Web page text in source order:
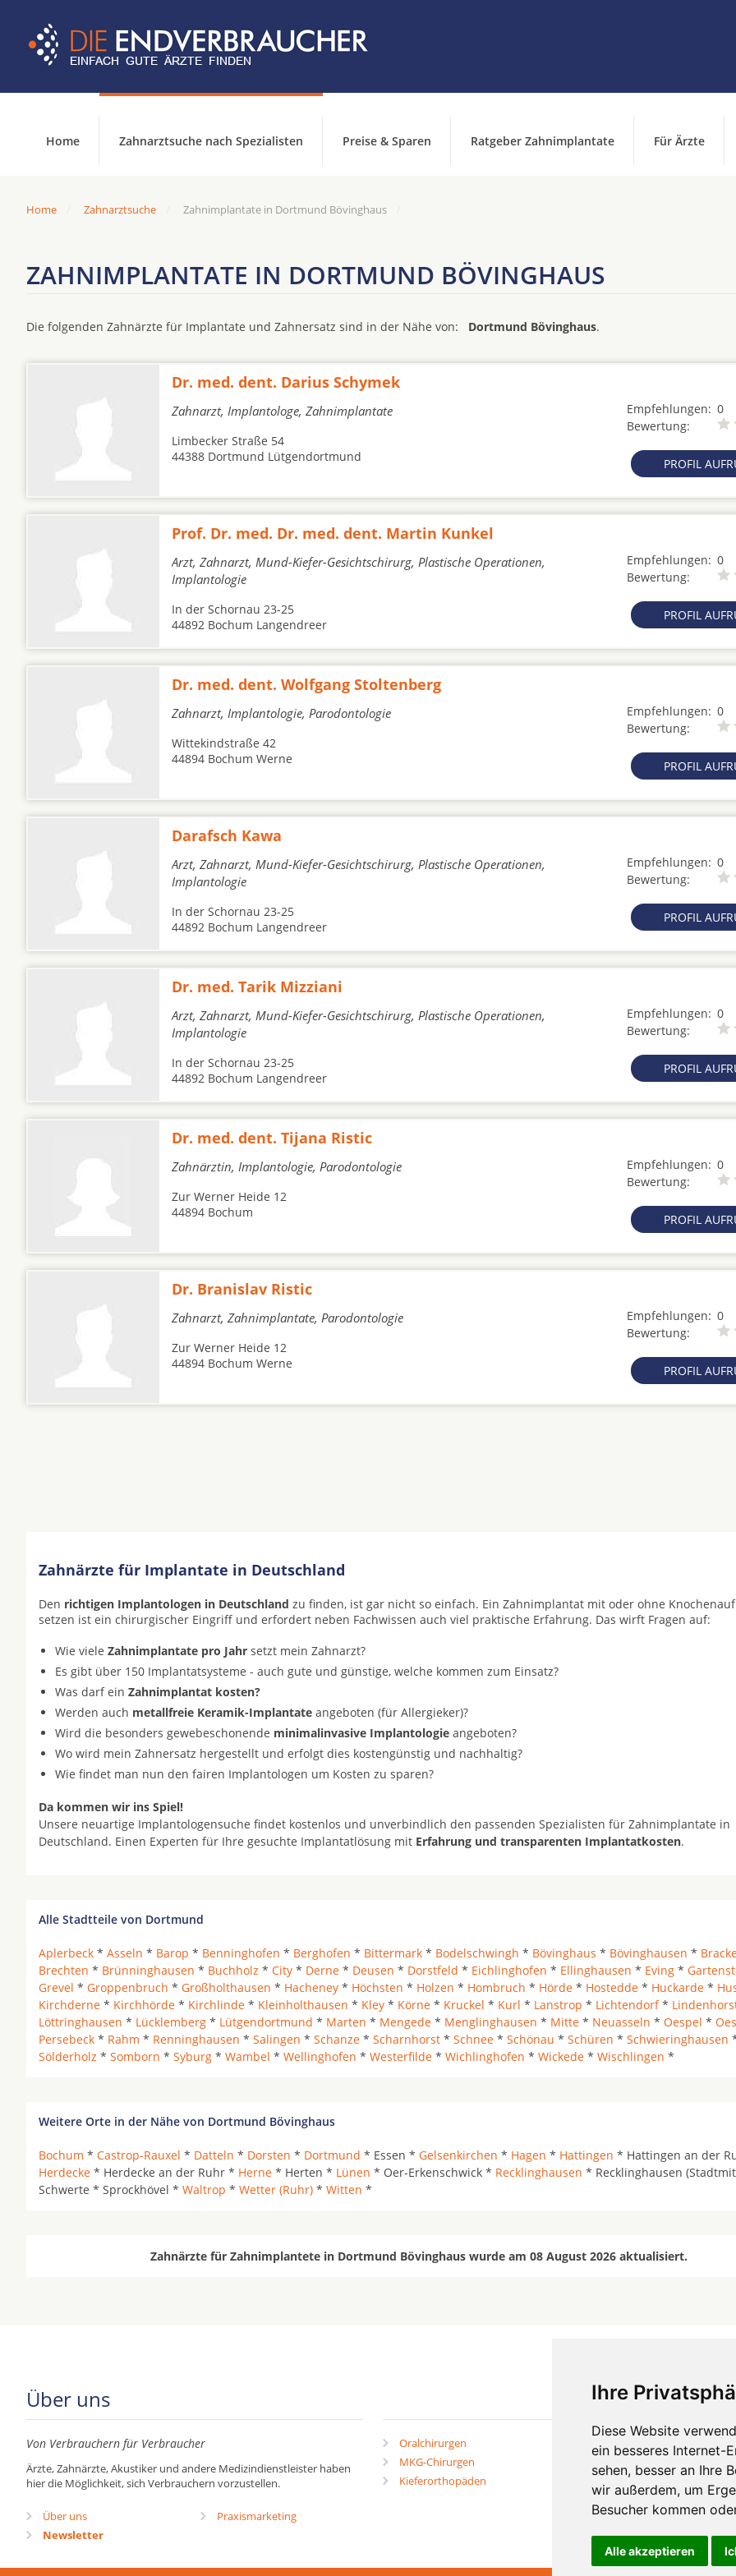
Ihre
Diese Website
ein besseres Internet-
sehen, besser an Ihre
wir außerdem, um
Besucher kommen
Alle akzeptieren
Home Zahnarztsuche nach Spezialisten Preise & Sparen Ratgeber Zahnimplantate Für Ärzte
Home Zahnarztsuche Zahnimplantate in Dortmund Bövinghaus
ZAHNIMPLANTATE IN DORTMUND BÖVINGHAUS
Die folgenden Zahnärzte für Implantate und Zahnersatz sind in der Nähe von: Dortmund Bövinghaus.
Dr. med. dent. Darius Schymek
Zahnarzt, Implantologe, Zahnimplantate Empfehlungen: 0
Bewertung:
PROFIL
Limbecker Straße 54
44388 Dortmund Lütgendortmund
Prof. Dr. med. Dr. med. dent. Martin Kunkel
Arzt, Zahnarzt, Mund-Kiefer-Gesichtschirurg, Plastische Operationen,
Implantologie
Empfehlungen: 0
Bewertung:
PROFIL
In der Schornau 23-25
44892 Bochum Langendreer
Dr. med. dent. Wolfgang Stoltenberg
Zahnarzt, Implantologie, Parodontologie Empfehlungen: 0
Bewertung:
PROFIL
Wittekindstraße 42
44894 Bochum Werne
Darafsch Kawa
Arzt, Zahnarzt, Mund-Kiefer-Gesichtschirurg, Plastische Operationen,
Implantologie
Empfehlungen: 0
Bewertung:
PROFIL
In der Schornau 23-25
44892 Bochum Langendreer
Dr. med. Tarik Mizziani
Arzt, Zahnarzt, Mund-Kiefer-Gesichtschirurg, Plastische Operationen,
Implantologie
Empfehlungen: 0
Bewertung:
PROFIL
In der Schornau 23-25
44892 Bochum Langendreer
Dr. med. dent. Tijana Ristic
Zahnärztin, Implantologie, Parodontologie Empfehlungen: 0
Bewertung:
PROFIL
Zur Werner Heide 12
44894 Bochum
Dr. Branislav Ristic
Zahnarzt, Zahnimplantate, Parodontologie Empfehlungen: 0
Bewertung:
PROFIL
Zur Werner Heide 12
44894 Bochum Werne
Zahnärzte für Implantate in Deutschland
Den richtigen Implantologen in Deutschland zu finden, ist gar nicht so einfach. Ein Zahnimplantat mit oder ohne
setzen ist ein chirurgischer Eingriff und erfordert neben Fachwissen auch viel praktische Erfahrung. Das wirft Fragen auf:
Wie viele Zahnimplantate pro Jahr setzt mein Zahnarzt?
Es gibt über 150 Implantatsysteme - auch gute und günstige, welche kommen zum Einsatz?
Was darf ein Zahnimplantat kosten?
Werden auch metallfreie Keramik-Implantate angeboten (für Allergieker)?
Wird die besonders gewebeschonende minimalinvasive Implantologie angeboten?
Wo wird mein Zahnersatz hergestellt und erfolgt dies kostengünstig und nachhaltig?
Wie findet man nun den fairen Implantologen um Kosten zu sparen?
Da kommen wir ins Spiel!
Unsere neuartige Implantologensuche findet kostenlos und unverbindlich den passenden Spezialisten für Zahnimplantate in
Deutschland. Einen Experten für Ihre gesuchte Implantatlösung mit Erfahrung und transparenten Implantatkosten.
Alle Stadtteile von Dortmund
Aplerbeck * Asseln * Barop * Benninghofen * Berghofen * Bittermark * Bodelschwingh * Bövinghaus * Bövinghausen *
Brechten * Brünninghausen * Buchholz * City * Derne * Deusen * Dorstfeld * Eichlinghofen * Ellinghausen * Eving *
Grevel * Groppenbruch * Großholthausen * Hacheney * Höchsten * Holzen * Hombruch * Hörde * Hostedde * Huckarde *
Kirchderne * Kirchhörde * Kirchlinde * Kleinholthausen * Kley * Körne * Kruckel * Kurl * Lanstrop * Lichtendorf*
Löttringhausen * Lücklemberg * Lütgendortmund * Marten * Mengede * Menglinghausen * Mitte * Neuasseln * Oespel *
Persebeck * Rahm * Renninghausen * Salingen * Schanze * Scharnhorst * Schnee * Schönau * Schüren * Schwieringhausen
Sölderholz * Somborn * Syburg * Wambel * Wellinghofen * Westerfilde * Wichlinghofen * Wickede * Wischlingen *
Weitere Orte in der Nähe von Dortmund Bövinghaus
Bochum * Castrop-Rauxel * Datteln * Dorsten * Dortmund * Essen * Gelsenkirchen * Hagen * Hattingen * Hattingen an der
Herdecke * Herdecke an der Ruhr * Herne * Herten * Lünen * Oer-Erkenschwick * Recklinghausen * Recklinghausen
Schwerte * Sprockhövel * Waltrop * Wetter (Ruhr) * Witten *
Zahnärzte für Zahnimplantete in Dortmund Bövinghaus wurde am 08 August 2026 aktualisiert.
Über uns
Von Verbrauchern für Verbraucher
Ärzte, Zahnärzte, Akustiker und andere Medizindienstleister haben
hier die Möglichkeit, sich Verbrauchern vorzustellen.
Über uns
Newsletter
Praxismarketing
Oralchirurgen
MKG-Chirurgen
Kieferorthopäden
Zahnärzte in Städten
Zahnärzte in Stadtteilen